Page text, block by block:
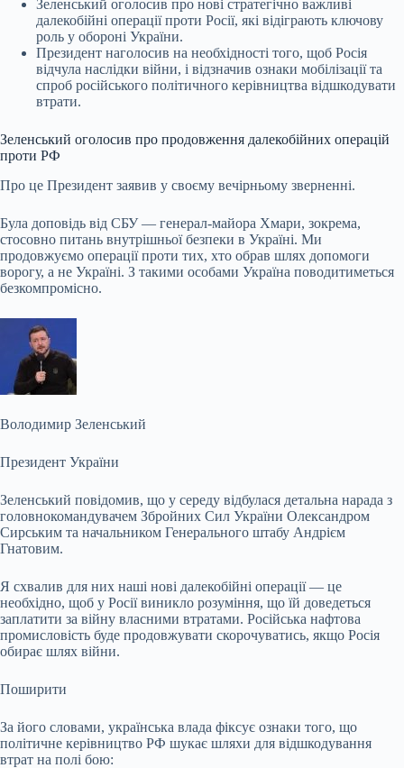
Зеленський оголосив про нові стратегічно важливі
далекобійні операції проти Росії, які відіграють ключову
роль у обороні України.
Президент наголосив на необхідності того, щоб Росія
відчула наслідки війни, і відзначив ознаки мобілізації та
спроб російського політичного керівництва відшкодувати
втрати.
Зеленський оголосив про продовження далекобійних операцій
проти РФ
Про це Президент заявив у своєму вечірньому зверненні.
Була доповідь від СБУ — генерал-майора Хмари, зокрема,
стосовно питань внутрішньої безпеки в Україні. Ми
продовжуємо операції проти тих, хто обрав шлях допомоги
ворогу, а не Україні. З такими особами Україна поводитиметься
безкомпромісно.
Володимир Зеленський
Президент України
Зеленський повідомив, що у середу відбулася детальна нарада з
головнокомандувачем Збройних Сил України Олександром
Сирським та начальником Генерального штабу Андрієм
Гнатовим.
Я схвалив для них наші нові далекобійні операції — це
необхідно, щоб у Росії виникло розуміння, що їй доведеться
заплатити за війну власними втратами. Російська нафтова
промисловість буде продовжувати скорочуватись, якщо Росія
обирає шлях війни.
Поширити
За його словами, українська влада фіксує ознаки того, що
політичне керівництво РФ шукає шляхи для відшкодування
втрат на полі бою: